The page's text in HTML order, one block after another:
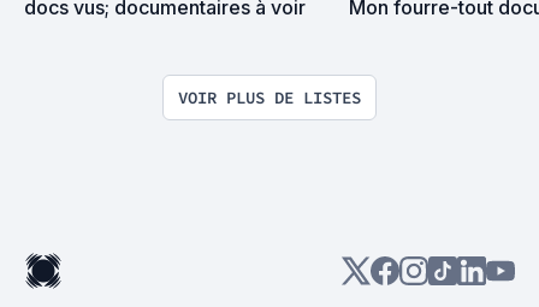
docs vus; documentaires à voir Mon fourre-tout
VOIR PLUS DE LISTES